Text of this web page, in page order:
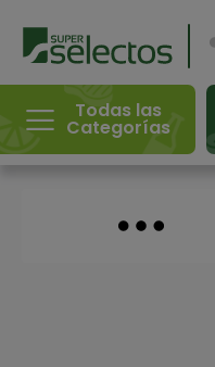
Todas las
Categorías